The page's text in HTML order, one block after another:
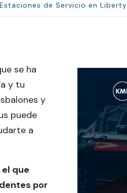
de Servicio en Liberty
se ha
y tu
y
puede
a
que
por